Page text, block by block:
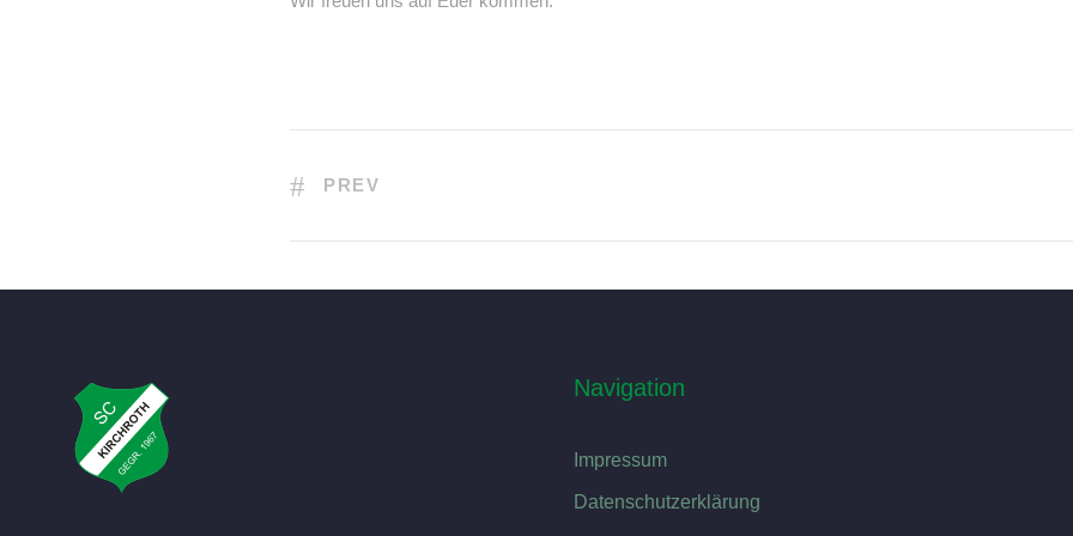
PREV
Navigation
Impressum
Datenschutzerklärung